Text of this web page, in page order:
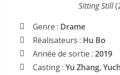
Sitting Still
Genre : Drame
Réalisateurs : Hu Bo
Année de sortie : 2019
Casting : Yu Zhang,